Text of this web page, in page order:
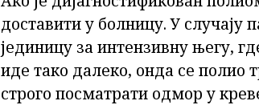
доставити у болницу. У случају
јединицу за интензивну његу,
иде тако далеко, онда се полио
строго посматрати одмор у